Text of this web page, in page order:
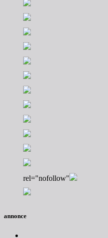
rel="nofollow"
annonce